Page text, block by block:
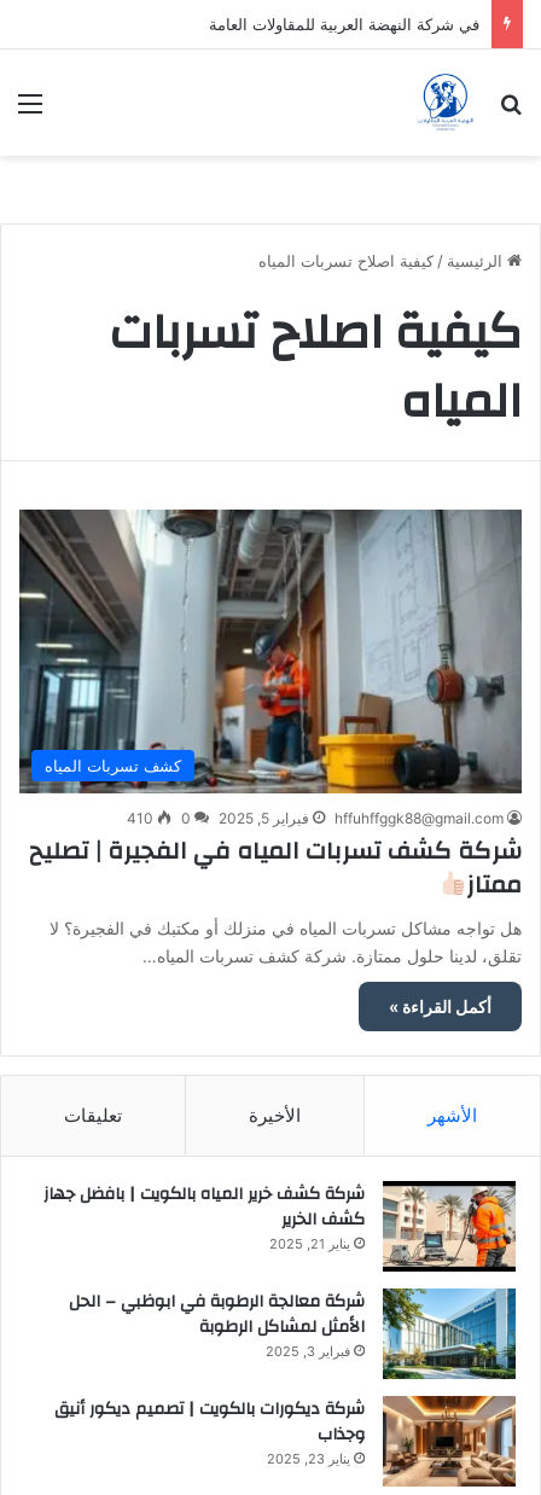
في شركة النهضة العربية للمقاولات العامة
بحث عن
الرئيسية / كيفية اصلاح تسربات المياه
كيفية اصلاح تسربات
المياه
كشف تسربات المياه
hffuhffggk88@gmail.com فبراير 5, 2025 0
410
شركة كشف تسربات المياه في الفجيرة | تصليح
ممتاز
هل تواجه مشاكل تسربات المياه في منزلك أو مكتبك في الفجيرة؟ لا
تقلق، لدينا حلول ممتازة. شركة كشف تسربات المياه…
أكمل القراءة »
الأشهر الأخيرة تعليقات
شركة كشف خرير المياه بالكويت | بافضل جهاز
كشف الخرير
يناير 21, 2025
شركة معالجة الرطوبة في ابوظبي – الحل
الأمثل لمشاكل الرطوبة
فبراير 3, 2025
شركة ديكورات بالكويت | تصميم ديكور أنيق
وجذاب
يناير 23, 2025